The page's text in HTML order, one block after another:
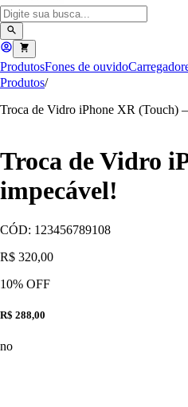
ProdutosFones de ouvido
Produtos/
Troca de Vidro iPhone XR (Touch) –
Troca de Vidro
impecável!
CÓD: 123456789108
R$ 320,00
10% OFF
R$ 288,00
no